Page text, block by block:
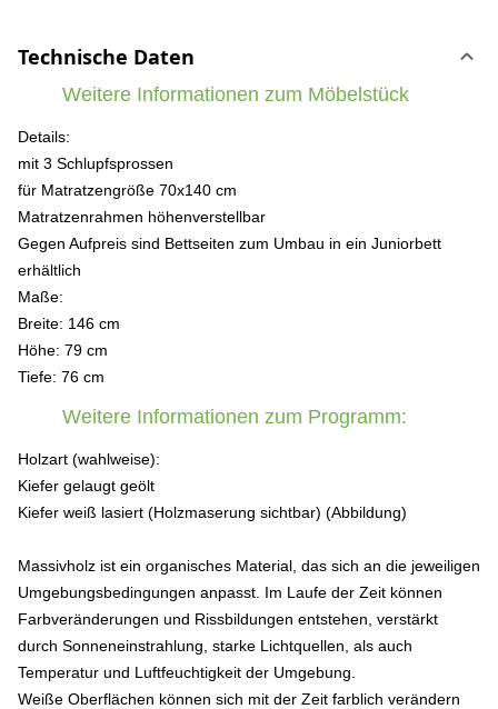
Technische Daten
Weitere Informationen zum Möbelstück
Details:
mit 3 Schlupfsprossen
für Matratzengröße 70x140 cm
Matratzenrahmen höhenverstellbar
Gegen Aufpreis sind Bettseiten zum Umbau in ein Juniorbett
erhältlich
Maße:
Breite: 146 cm
Höhe: 79 cm
Tiefe: 76 cm
Weitere Informationen zum Programm:
Holzart (wahlweise):
Kiefer gelaugt geölt
Kiefer weiß lasiert (Holzmaserung sichtbar) (Abbildung)
Massivholz ist ein organisches Material, das sich an die jeweiligen
Umgebungsbedingungen anpasst. Im Laufe der Zeit können
Farbveränderungen und Rissbildungen entstehen, verstärkt
durch Sonneneinstrahlung, starke Lichtquellen, als auch
Temperatur und Luftfeuchtigkeit der Umgebung.
Weiße Oberflächen können sich mit der Zeit farblich verändern